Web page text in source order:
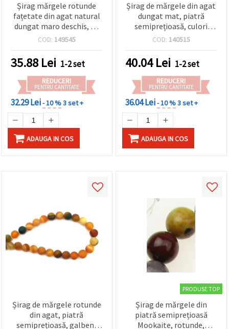
Șirag mărgele rotunde
fațetate din agat natural
dungat maro deschis, 12
mm, ~33 buc., pentru
hobby craft DIY
COD: 149545
35.88 Lei 1-2 set
REDUCERI
PENTRU CANTITATE
32.29 Lei- 10 %3 set +
ADAUGA IN COS
Șirag de mărgele din agat
dungat mat, piatră
semiprețioasă, culori
mixte, rotunde, 12 mm
COD: 140515
40.04Lei 1-2 set
REDUCERI
PENTRU CANTITATE
36.04 Lei- 10 %3 set +
ADAUGA IN COS
Șirag de mărgele rotunde
din agat, piatră
semiprețioasă, galben-
PRODUSE TOP
Șirag de mărgele din
piatră semiprețioasă
Mookaite, rotunde,